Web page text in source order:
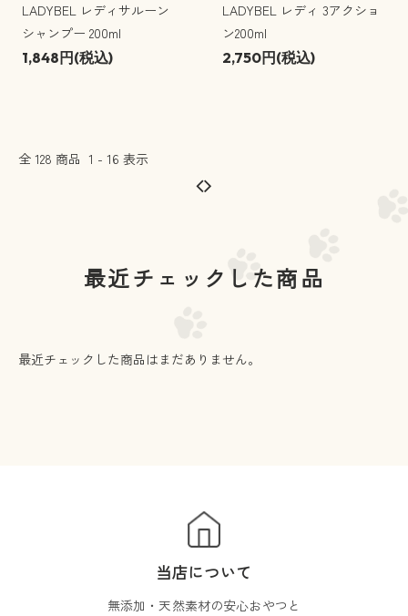
LADYBEL レディサルーン
シャンプー 200ml
1,848円(税込)
LADYBEL レディ 3アクショ
ン200ml
2,750円(税込)
全 128 商品 1 - 16 表示
最近チェックした商品
最近チェックした商品はまだありません。
当店について
無添加・天然素材の安心おやつと